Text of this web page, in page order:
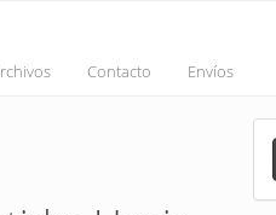
Contacto Envíos